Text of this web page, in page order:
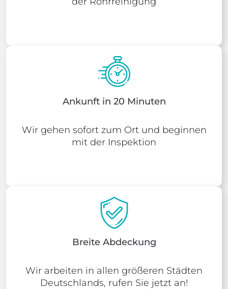
Ankunft in 20 Minuten
Wir gehen sofort zum Ort und beginnen
mit der Inspektion
Breite Abdeckung
Wir arbeiten in allen größeren Städten
Deutschlands, rufen Sie jetzt an!